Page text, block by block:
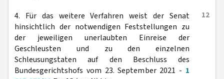
12
4. Für das weitere Verfahren weist der Senat
hinsichtlich der notwendigen Feststellungen zu
der jeweiligen unerlaubten Einreise der
Geschleusten und zu den einzelnen
Schleusungstaten auf den Beschluss des
Bundesgerichtshofs vom 23. September 2021 - 1